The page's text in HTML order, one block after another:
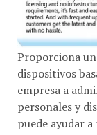
Proporciona
dispositivos
empresa a
personales y
puede ayudar